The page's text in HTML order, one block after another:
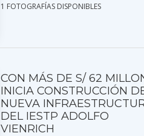
1 FOTOGRAFÍAS DISPONIBLES
CON MÁS DE S/ 62
INICIA CONSTRUCCIÓN
NUEVA
DEL IESTP ADOLFO
VIENRICH